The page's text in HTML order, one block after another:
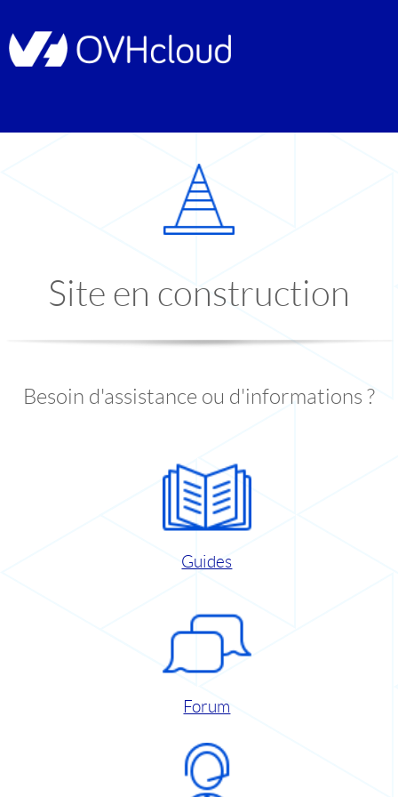
Site en construction
Besoin d'assistance ou d'informations ?
Guides
Forum